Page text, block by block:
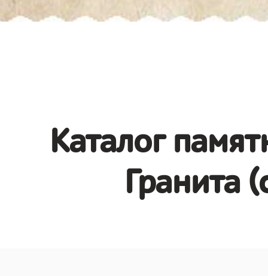
Каталог
Гранита